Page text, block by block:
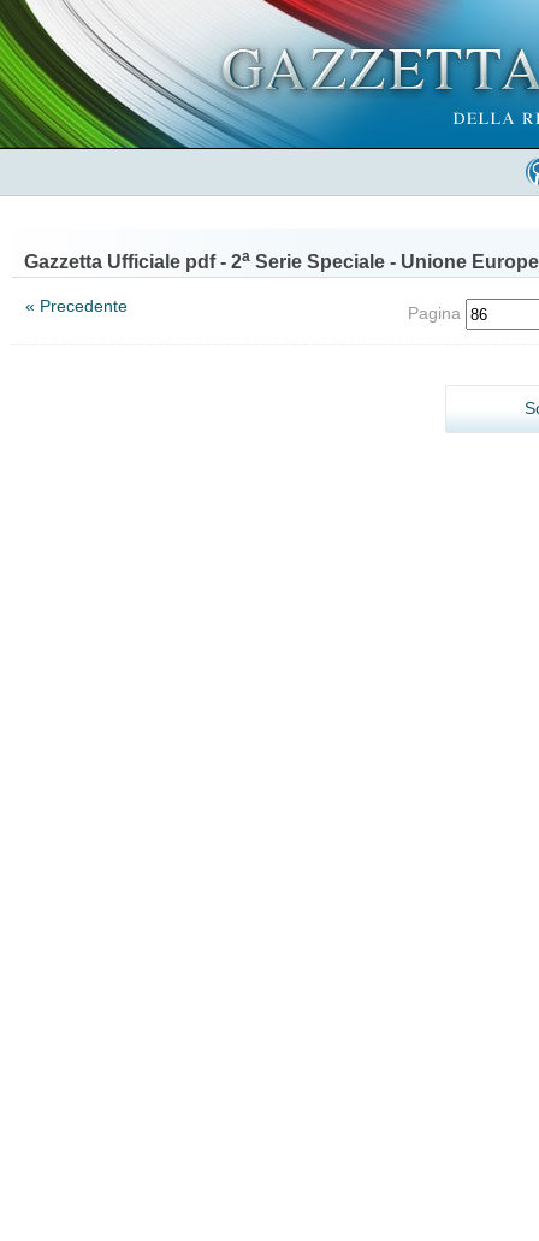
Gazzetta Ufficiale pdf - 2a Serie Speciale - Unione
« Precedente Pagina